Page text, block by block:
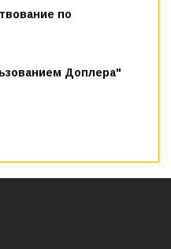
по
Доплера"